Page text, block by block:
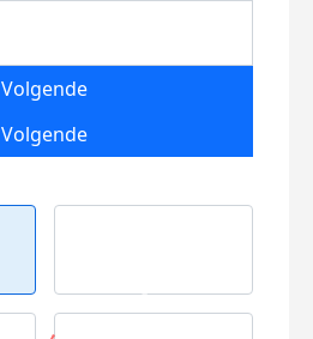
Volgende
Volgende